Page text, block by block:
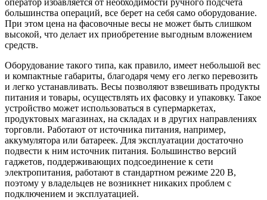
оператор избавляется от необходимости ручного подсчета
большинства операций, все берет на себя само оборудование.
При этом цена на фасовочные весы не может быть слишком
высокой, что делает их приобретение выгодным вложением
средств.
Оборудование такого типа, как правило, имеет небольшой вес
и компактные габариты, благодаря чему его легко перевозить
и легко устанавливать. Весы позволяют взвешивать продукты
питания и товары, осуществлять их фасовку и упаковку. Такое
устройство может использоваться в супермаркетах,
продуктовых магазинах, на складах и в других направлениях
торговли. Работают от источника питания, например,
аккумулятора или батареек. Для эксплуатации достаточно
подвести к ним источник питания. Большинство версий
гаджетов, поддерживающих подсоединение к сети
электропитания, работают в стандартном режиме 220 В,
поэтому у владельцев не возникнет никаких проблем с
подключением и эксплуатацией.